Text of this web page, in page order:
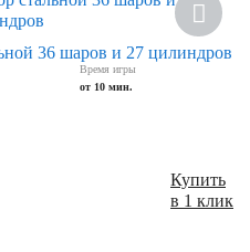
36 шаров и 27 цилиндров
Время игры
от 10 мин.
Купить
в 1 клик